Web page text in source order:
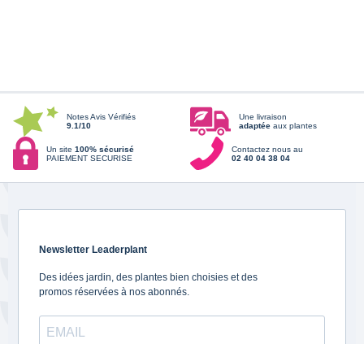
Notes Avis Vérifiés
9.1/10
Une livraison
adaptée aux plantes
Un site 100% sécurisé
PAIEMENT SECURISE
Contactez nous au
02 40 04 38 04
Newsletter Leaderplant
Des idées jardin, des plantes bien choisies et des
promos réservées à nos abonnés.